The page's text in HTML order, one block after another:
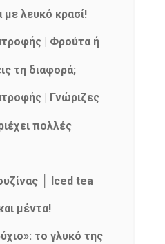
με λευκό κρασί!
| Φρούτα ή
τη διαφορά;
| Γνώριζες
πολλές
│ Iced tea
μέντα!
το γλυκό της